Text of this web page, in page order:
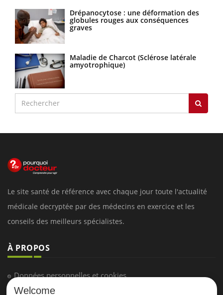
Drépanocytose : une déformation des
globules rouges aux conséquences
graves
Maladie de Charcot (Sclérose latérale
amyotrophique)
Le site santé de référence avec chaque jour toute l'actualité
médicale decryptée par des médecins en exercice et les
conseils des meilleurs spécialistes.
À PROPOS
Données personnelles et cookies
Qui sommes-nous
Welcome